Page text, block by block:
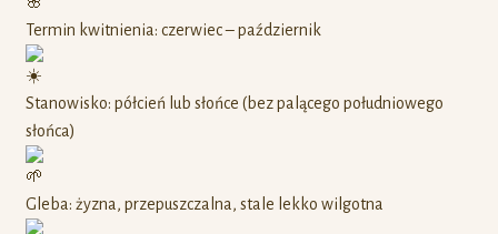
Termin kwitnienia: czerwiec – październik
Stanowisko: półcień lub słońce (bez palącego południowego
słońca)
Gleba: żyzna, przepuszczalna, stale lekko wilgotna